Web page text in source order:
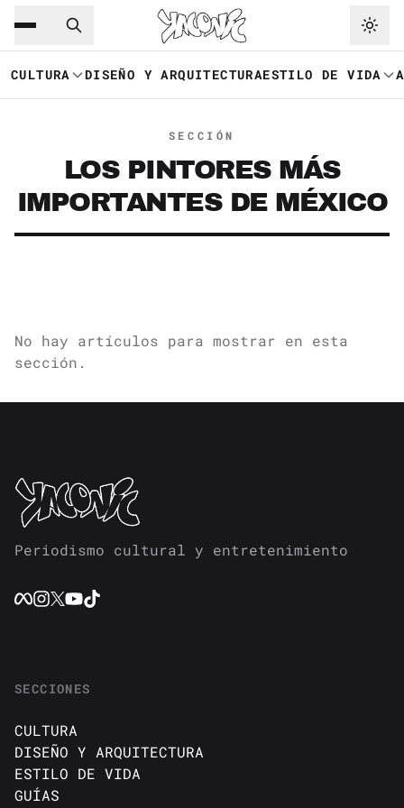
Saltar al contenido principal
CULTURA DISEÑO Y ARQUITECTURAESTILO DE VIDA
SECCIÓN
LOS PINTORES MÁS
IMPORTANTES DE MÉXICO
No hay artículos para mostrar en esta
sección.
Periodismo cultural y entretenimiento
SECCIONES
CULTURA
DISEÑO Y ARQUITECTURA
ESTILO DE VIDA
GUÍAS